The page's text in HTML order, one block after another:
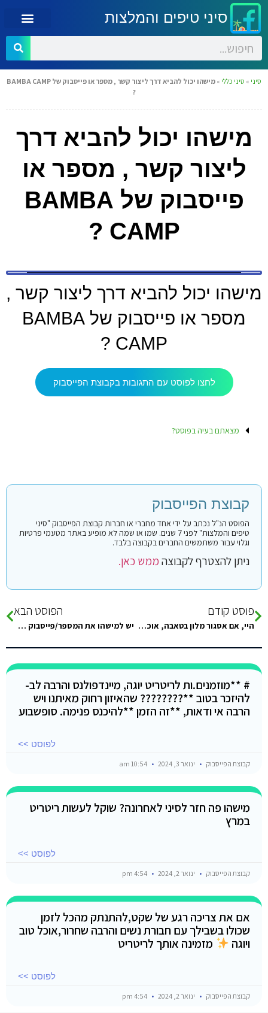
סיני טיפים והמלצות
סיני » סיני כללי »
מישהו יכול להביא דרך ליצור קשר , מספר או פייסבוק של BAMBA CAMP
?
מישהו יכול להביא דרך
ליצור קשר , מספר או
פייסבוק של BAMBA
CAMP ?
מישהו יכול להביא דרך ליצור קשר ,
מספר או פייסבוק של BAMBA
CAMP ?
לחצו לפוסט עם התגובות בקבוצת הפייסבוק
מצאתם בעיה בפוסט?
קבוצת הפייסבוק
הפוסט הנ"ל נכתב על ידי אחד מחברי או חברות קבוצת הפייסבוק "סיני
טיפים והמלצות" לפני 7 שנים. שמו או שמה לא מופיע באתר מטעמי פרטיות
וגלוי עבור משתמשים החברים בקבוצה בלבד.
ניתן להצטרף לקבוצהממש כאן.
פוסט קודם
היי, אם אסגור מלון בטאבה, אוכל גם לעשות אטרקציות כמו צלילה/גמלים/שווקים מעניינים/ביקור בלגונה הכחולה? או שטאבה מנותקת ממרכז העניינים והיא…
הפוסט הבא
יש למישהו את המספר/פייסבוק של ניו מון בראס אל שטן?
# **מוזמנים.ות לריטריט יוגה, מיינדפולנס והרבה לב-
להיזכר בטוב **???????? שהאיזון רחוק מאיתנו ויש
הרבה אי ודאות, **זה הזמן **להיכנס פנימה. סופשבוע
לפוסט >>
קבוצת הפייסבוק ינואר 3, 2024
מישהו פה חזר לסיני לאחרונה? שוקל לעשות ריטריט
במרץ
לפוסט >>
קבוצת הפייסבוק ינואר 2, 2024
אם את צריכה רגע של שקט,להתנתק מהכל לזמן
שכולו בשבילך עם חבורת נשים והרבה שחרור,אוכל טוב
ויוגה
מזמינה אותך לריטריט
לפוסט >>
קבוצת הפייסבוק ינואר 2, 2024